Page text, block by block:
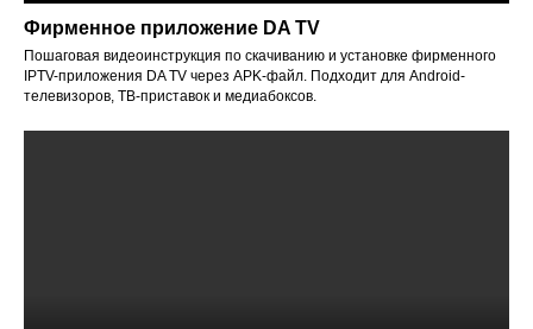
Фирменное приложение DA TV
Пошаговая видеоинструкция по скачиванию и установке фирменного
IPTV-приложения DA TV через APK-файл. Подходит для Android-
телевизоров, ТВ-приставок и медиабоксов.